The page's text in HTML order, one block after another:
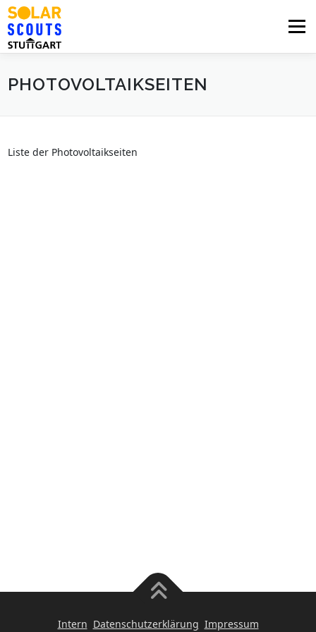
Zum
Inhalt
springen
Menü
PHOTOVOLTAIK UNTERSTÜTZUNG
PHOTOVOLTAIKSEITEN
Liste der Photovoltaikseiten
Intern Datenschutzerklärung Impressum